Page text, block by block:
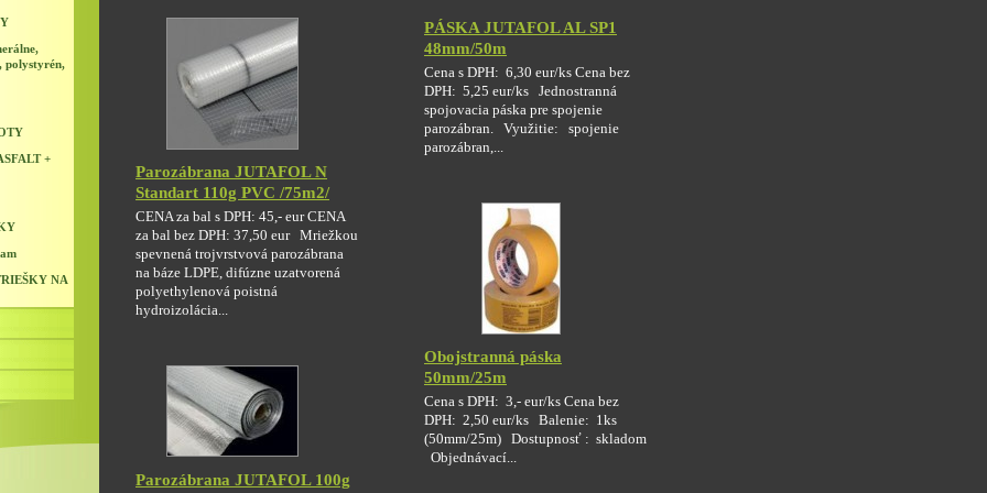
Parozábrana JUTAFOL N
Standart 110g PVC /75m2/
CENA za bal s DPH: 45,- eur CENA
za bal bez DPH: 37,50 eur Mriežkou
spevnená trojvrstvová parozábrana
na báze LDPE, difúzne uzatvorená
polyethylenová poistná
hydroizolácia...
Parozábrana JUTAFOL 100g
PÁSKA JUTAFOL AL SP1
48mm/50m
Cena s DPH: 6,30 eur/ks Cena bez
DPH: 5,25 eur/ks Jednostranná
spojovacia páska pre spojenie
parozábran. Využitie: spojenie
parozábran,...
Obojstranná páska
50mm/25m
Cena s DPH: 3,- eur/ks Cena bez
DPH: 2,50 eur/ks Balenie: 1ks
(50mm/25m) Dostupnosť : skladom
Objednávací...
polystyrén,
+
NA